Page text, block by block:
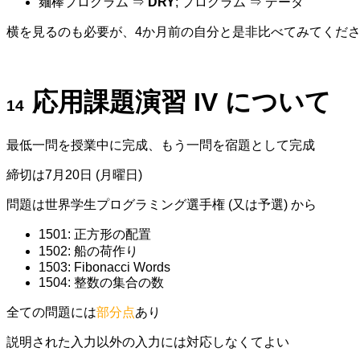
横を見るのも必要が、4か月前の自分と是非比べてみてくだ
応用課題演習 IV について
最低一問を授業中に完成、もう一問を宿題として完成
締切は7月20日 (月曜日)
問題は世界学生プログラミング選手権 (又は予選) から
1501: 正方形の配置
1502: 船の荷作り
1503: Fibonacci Words
1504: 整数の集合の数
全ての問題には部分点あり
説明された入力以外の入力には対応しなくてよい